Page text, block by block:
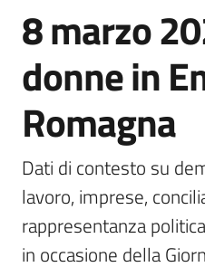
Dati
Studi
e
analisi
Menu selezionato
Statistiche
per
temi
Salta al contenuto
8 marzo
donne in
Romagna
Dati di contesto su
lavoro, imprese,
rappresentanza
in occasione della